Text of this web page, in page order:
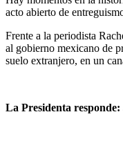
acto abierto de
Frente a la periodista
al gobierno mexicano de
suelo extranjero, en un
La Presidenta responde: